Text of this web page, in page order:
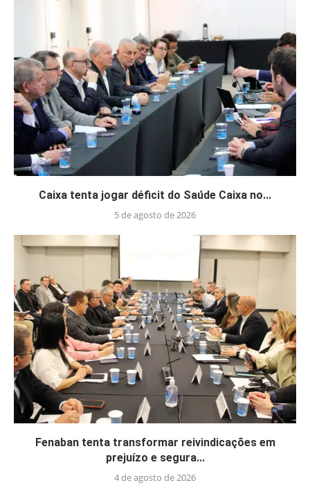
Caixa tenta jogar déficit do Saúde Caixa no...
5 de agosto de 2026
Fenaban tenta transformar reivindicações em
prejuízo e segura...
4 de agosto de 2026